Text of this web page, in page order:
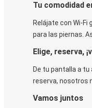
Tu comodidad
Relájate con Wi-
para las piernas.
Elige, reserva,
De tu pantalla a
reserva, nosotros
Vamos juntos